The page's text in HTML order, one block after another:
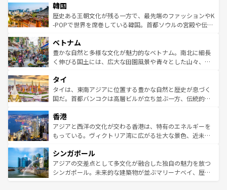
ワイを、存分に味わってほしい。 なお、新着のハワイ情報
はコンテンツ一覧を参照してほしい。
いる。アクティビティも充実しており、サーフィンやダイ
ビング、ハイキングなど、アウトドア好きにはたまらな
い。オーストラリアの多彩な魅力を存分に味わいつくそ
参照してほしい。
ン）、静ひつな山岳地帯である台湾東部など、都市の喧騒
と山間の静けさが共存しており、訪れる人に新しい発見と
驚きをもたらしてくれる。また、奥深い台湾の食文化も魅
容にもいいと評判のスイーツなど、バラエティ豊かな料理
が味わえる。 なお、新着の台湾情報は コンテンツ一覧を参
照してほしい。
韓国
歴史ある王朝文化が残る一方で、最先端のファッションやK
-POPで世界を席巻している韓国。首都ソウルの宮殿や伝統
き、地方に足を延ばせば四季折々の自然美を楽しむことが
できる。そして、キムチや焼肉、絶品のストリートフード
まで、さまざまな韓国料理が待っている。夜には、韓国な
リティに包まれながら、韓国の多彩な魅力を心ゆくまで味
わってみてほしい。 なお、新着の韓国情報はコンテンツ一
覧を参照してほしい。
ベトナム
豊かな自然と多様な文化が魅力的なベトナム。南北に細長
く伸びる国土には、広大な田園風景や青々とした山々、世
急速な発展と共に伝統が息づく。ハノイの古い町並みやホ
ーチミン市のフランス統治時代の建物も、独特の雰囲気を
醸し出している。また、バラエティの豊かさとおいしさで
とつ。フォーやバインミー、ベトナムコーヒーなどは、ぜ
ひ現地で味わいたい。どの地域を訪れてもあたたかい人々
が旅行者を迎えてくれるので、きっと忘れられない旅にな
参照してほしい。
タイ
タイは、東南アジアに位置する豊かな自然と歴史が息づく
国だ。首都バンコクは高層ビルが立ち並ぶ一方、伝統的な
の活気が交差している。北部ではチェンマイなどの山岳地
帯で自然と触れ合い、南部ではプーケットやクラビの美し
いビーチでリゾート気分を楽しむことができる。タイ料理
激する。気候は一年中温暖で、どの季節にも異なる楽しみ
が待っている。親しみやすいタイの人々、仏教を中心とし
た文化、そして多様な観光資源が、訪れる旅人を魅了し続
香港
アジアと西洋の文化が交わる香港は、特有のエネルギーを
もっている。ヴィクトリア湾に広がる壮大な景色、近未来
み、どこを訪れても感動するはず。観光スポットが密集し
ており、効率よく見どころを回れるのも魅力。息をのむよ
うな絶景から文化的な体験まで、香港を存分に楽しみ尽く
シンガポール
アジアの交差点として多文化が融合した独自の魅力を放つ
シンガポール。未来的な建築物が並ぶマリーナベイ、歴史